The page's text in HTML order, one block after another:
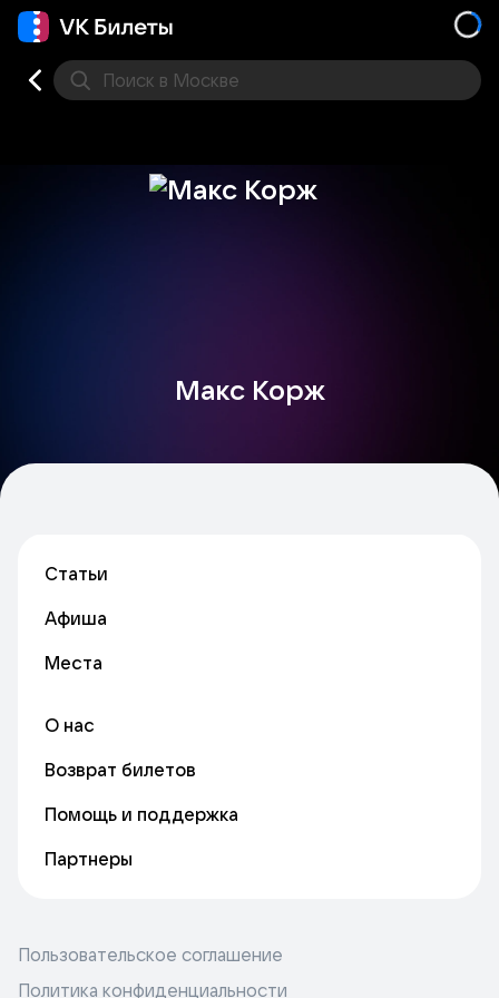
Поиск в Москве
Макс Корж
Статьи
Афиша
Места
О нас
Возврат билетов
Помощь и поддержка
Партнеры
Пользовательское соглашение
Политика конфиденциальности